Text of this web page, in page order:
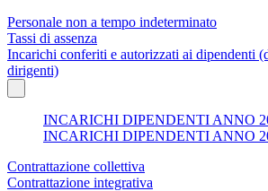
Personale non a tempo indeterminato
Tassi di assenza
Incarichi conferiti e autorizzati ai dipendenti
dirigenti)
INCARICHI DIPENDENTI ANNO
INCARICHI DIPENDENTI ANNO
Contrattazione collettiva
Contrattazione integrativa